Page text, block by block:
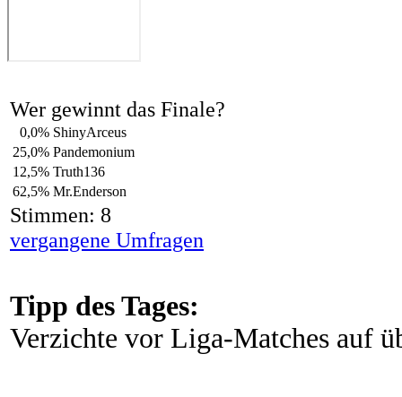
Wer gewinnt das Finale?
0,0% ShinyArceus
25,0% Pandemonium
12,5% Truth136
62,5% Mr.Enderson
Stimmen: 8
vergangene Umfragen
Tipp des Tages:
Verzichte vor Liga-Matches auf